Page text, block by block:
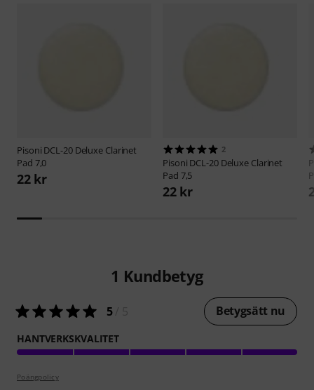
Pisoni DCL-20 Deluxe Clarinet
Pad 7,0
22 kr
2
Pisoni DCL-20 Deluxe Clarinet
Pad 7,5
22 kr
1 Kundbetyg
5/ 5 Betygsätt nu
HANTVERKSKVALITET
Poängpolicy